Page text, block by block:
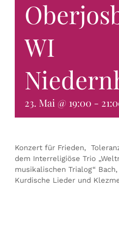
KONTAKT & BUCHEN
WI
23. Mai @ 19:00 -
Konzert für Frieden,
dem Interreligiöse Trio
musikalischen Trialog“
Kurdische Lieder und